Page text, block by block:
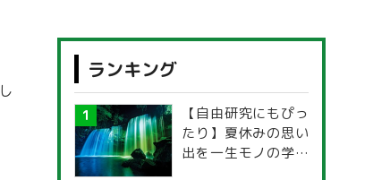
し
ランキング
【自由研究にもぴっ
たり】夏休みの思い
出を一生モノの学び